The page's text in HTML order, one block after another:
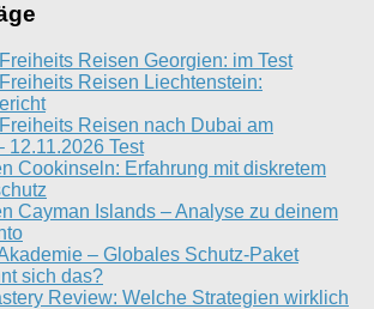
Reisen Georgien: im Test
Reisen Liechtenstein:
Reisen nach Dubai am
12.11.2026 Test
Cookinseln: Erfahrung mit diskretem
Cayman Islands – Analyse zu deinem
– Globales Schutz-Paket
sich das?
Review: Welche Strategien wirklich